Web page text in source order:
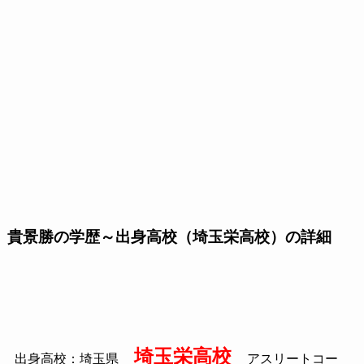
貴景勝の学歴～出身高校（埼玉栄高校）の詳細
出身高校：埼玉県 埼玉栄高校 アスリートコー